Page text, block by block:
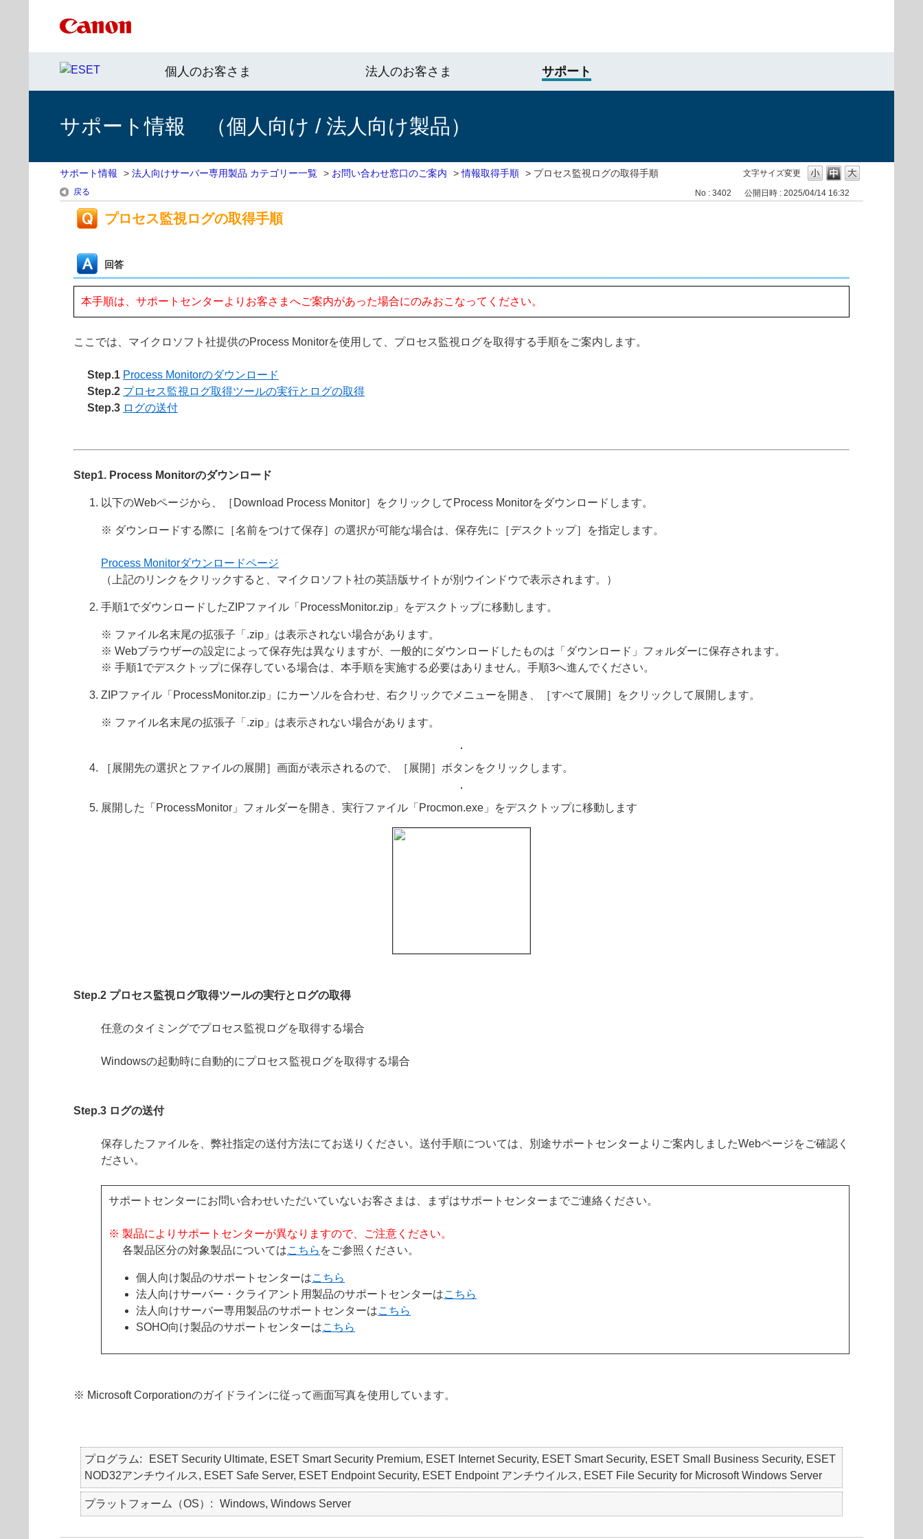
個人のお客さま 法人のお客さま サポート
サポート情報 （個人向け / 法人向け製品）
文字サイズ変更
サポート情報 > 法人向けサーバー専用製品 カテゴリー一覧 > お問い合わせ窓口のご案内 >情報取得手順 > プロセス監視ログの取得手順
戻る No : 3402 公開日時 : 2025/04/14 16:32
プロセス監視ログの取得手順
回答
本手順は、サポートセンターよりお客さまへご案内があった場合にのみおこなってください。
ここでは、マイクロソフト社提供のProcess Monitorを使用して、プロセス監視ログを取得する手順をご案内します。
Step.1 Process Monitorのダウンロード
Step.2 プロセス監視ログ取得ツールの実行とログの取得
Step.3 ログの送付
Step1. Process Monitorのダウンロード
以下のWebページから、［Download Process Monitor］をクリックしてProcess Monitorをダウンロードします。
※ ダウンロードする際に［名前をつけて保存］の選択が可能な場合は、保存先に［デスクトップ］を指定します。
Process Monitorダウンロードページ
（上記のリンクをクリックすると、マイクロソフト社の英語版サイトが別ウインドウで表示されます。）
手順1でダウンロードしたZIPファイル「ProcessMonitor.zip」をデスクトップに移動します。
※ ファイル名末尾の拡張子「.zip」は表示されない場合があります。
※ Webブラウザーの設定によって保存先は異なりますが、一般的にダウンロードしたものは「ダウンロード」フォルダーに保存されます。
※ 手順1でデスクトップに保存している場合は、本手順を実施する必要はありません。手順3へ進んでください。
ZIPファイル「ProcessMonitor.zip」にカーソルを合わせ、右クリックでメニューを開き、［すべて展開］をクリックして展開します。
※ ファイル名末尾の拡張子「.zip」は表示されない場合があります。
［展開先の選択とファイルの展開］画面が表示されるので、［展開］ボタンをクリックします。
展開した「ProcessMonitor」フォルダーを開き、実行ファイル「Procmon.exe」をデスクトップに移動します
Step.2 プロセス監視ログ取得ツールの実行とログの取得
任意のタイミングでプロセス監視ログを取得する場合
Windowsの起動時に自動的にプロセス監視ログを取得する場合
Step.3 ログの送付
保存したファイルを、弊社指定の送付方法にてお送りください。送付手順については、別途サポートセンターよりご案内しましたWebページをご確認く
ださい。
サポートセンターにお問い合わせいただいていないお客さまは、まずはサポートセンターまでご連絡ください。
※ 製品によりサポートセンターが異なりますので、ご注意ください。
各製品区分の対象製品についてはこちら をご参照ください。
個人向け製品のサポートセンターはこちら
法人向けサーバー・クライアント用製品のサポートセンターはこちら
法人向けサーバー専用製品のサポートセンターはこちら
SOHO向け製品のサポートセンターはこちら
※ Microsoft Corporationのガイドラインに従って画面写真を使用しています。
プログラム
ESET Security Ultimate, ESET Smart Security Premium, ESET Internet Security, ESET Smart Security, ESET Small Business Security, ESET
NOD32アンチウイルス, ESET Safe Server, ESET Endpoint Security, ESET Endpoint アンチウイルス, ESET File Security for Microsoft Windows Server
プラットフォーム（OS） Windows, Windows Server